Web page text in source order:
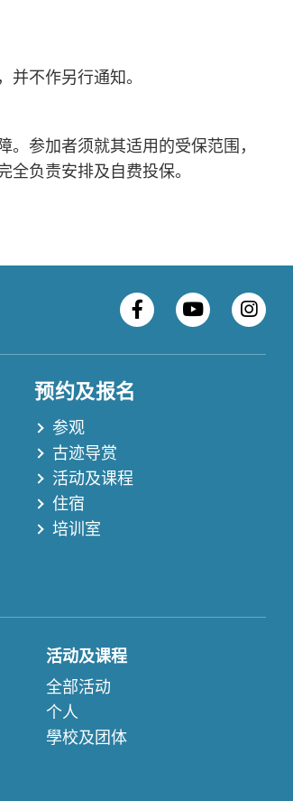
不作另行通知。
参加者须就其适用的受保范围，
负责安排及自费投保。
预约及报名
参观
古迹导赏
活动及课程
住宿
培训室
活动及课程
全部活动
个人
學校及团体